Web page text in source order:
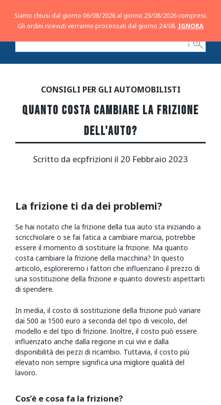
ℹ
CONSIGLI PER GLI AUTOMOBILISTI
QUANTO COSTA CAMBIARE LA FRIZIONE
DELL'AUTO?
Scritto da ecpfrizioni il 20 Febbraio 2023
La frizione ti da dei problemi?
Se hai notato che la frizione della tua auto sta iniziando a
scricchiolare o se fai fatica a cambiare marcia, potrebbe
essere il momento di sostituire la frizione. Ma quanto
costa cambiare la frizione della macchina? In questo
articolo, esploreremo i fattori che influenzano il prezzo di
una sostituzione della frizione e quanto dovresti aspettarti
di spendere.
In media, il costo di sostituzione della frizione può variare
dai 500 ai 1500 euro a seconda del tipo di veicolo, del
modello e del tipo di frizione. Inoltre, il costo può essere
influenzato anche dalla regione in cui vivi e dalla
disponibilità dei pezzi di ricambio. Tuttavia, il costo più
elevato non sempre significa una migliore qualità del
lavoro.
Cos’è e cosa fa la frizione?
Siamo chiusi dal giorno 06/08/2026 al giorno 23/08/2026 compresi.
Gli ordini ricevuti verranno processati dal giorno 24/08. IGNORA